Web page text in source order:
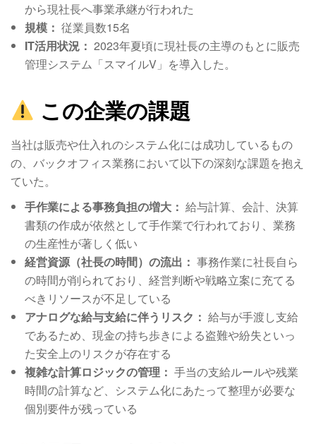
から現社長へ事業承継が行われた
規模： 従業員数15名
IT活用状況： 2023年夏頃に現社長の主導のもとに販売
管理システム「スマイルV」を導入した。
この企業の課題
当社は販売や仕入れのシステム化には成功しているもの
の、バックオフィス業務において以下の深刻な課題を抱え
ていた。
手作業による事務負担の増大： 給与計算、会計、決算
書類の作成が依然として手作業で行われており、業務
の生産性が著しく低い
経営資源（社長の時間）の流出： 事務作業に社長自ら
の時間が削られており、経営判断や戦略立案に充てる
べきリソースが不足している
アナログな給与支給に伴うリスク： 給与が手渡し支給
であるため、現金の持ち歩きによる盗難や紛失といっ
た安全上のリスクが存在する
複雑な計算ロジックの管理： 手当の支給ルールや残業
時間の計算など、システム化にあたって整理が必要な
個別要件が残っている